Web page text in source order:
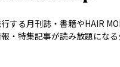
する月刊誌・書籍やHAIR
・特集記事が読み放題にな